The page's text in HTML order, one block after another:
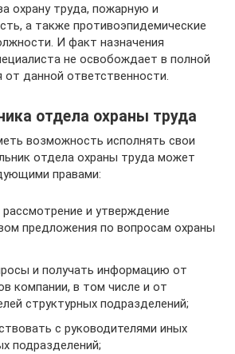
охрану труда, пожарную и
а также противоэпидемические
И факт назначения
не освобождает в полной
от данной ответственности.
отдела охраны труда
возможность исполнять свои
отдела охраны труда может
правами:
рассмотрение и утверждение
предложения по вопросам охраны
и получать информацию от
компании, в том числе и от
структурных подразделений;
с руководителями иных
подразделений;